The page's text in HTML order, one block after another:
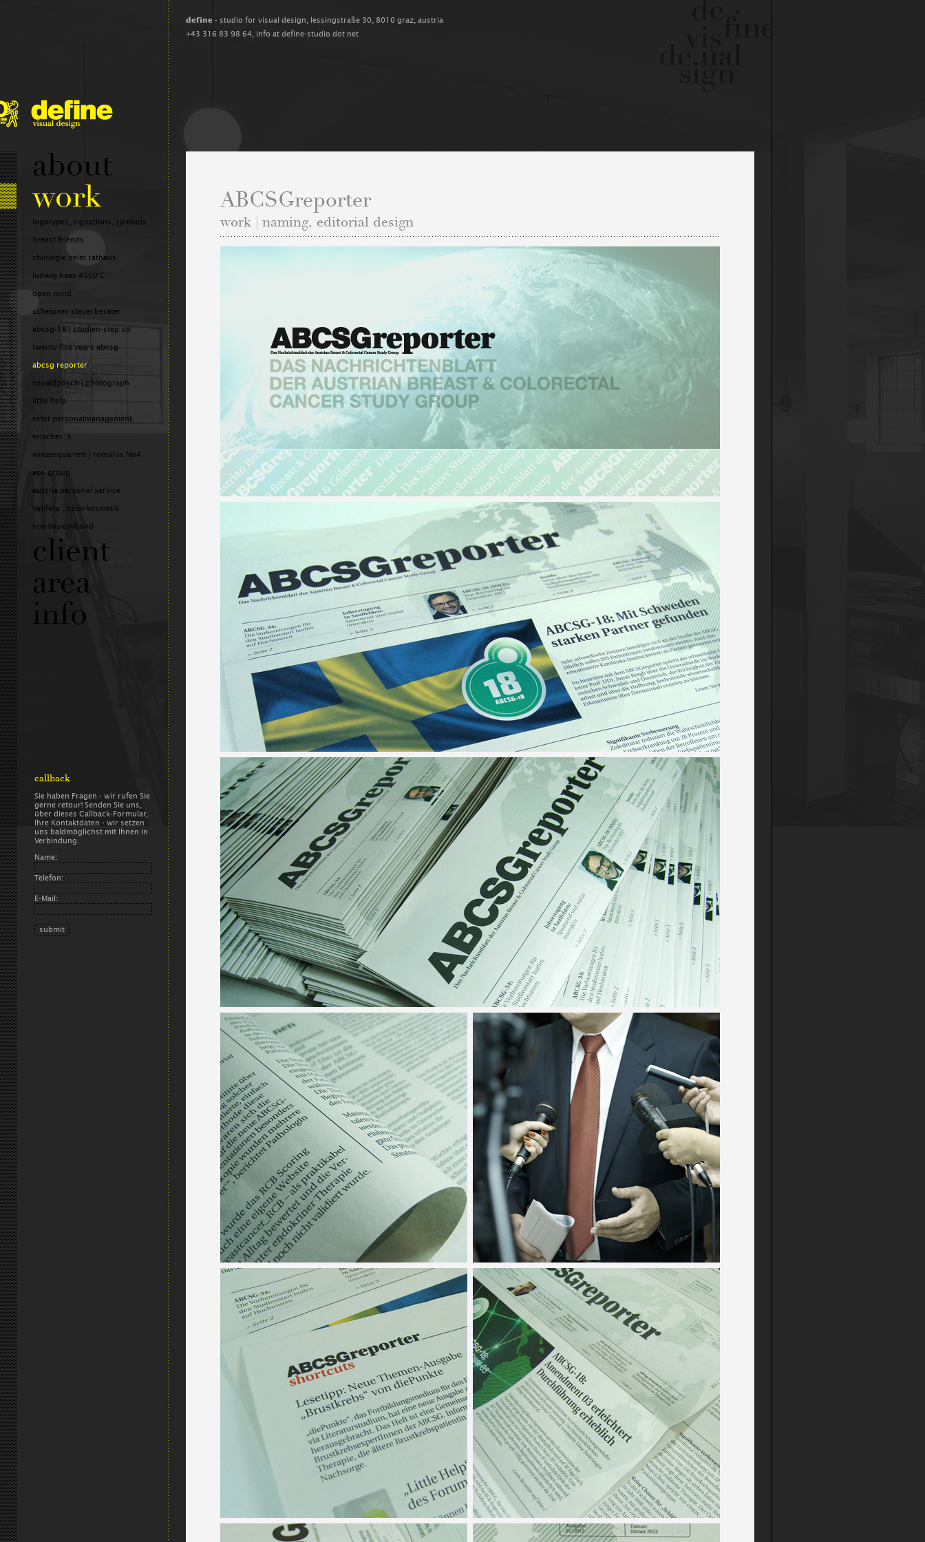
define - studio for visual design, lessingstraße 30, 8010 graz, austria
+43 316 83 98 64, info at define-studio dot net
about
work
logotypes, signations, symbols
breast friends
chirurgie beim rathaus
ludwig haas 4500°C
open mind
scheipner steuerberater
abcsg-18 | studien-step up
twenty five years abcsg
abcsg reporter
ronaldposch | photograph
little help
estet personalmanagement
erlacher´s
winzerquartett | romulus No4
aps group
austria personal service
vinifera | naturkosmetik
noe bauernbund
client
area
info
callback
Sie haben Fragen - wir rufen Sie
gerne retour! Senden Sie uns,
über dieses Callback-Formular,
Ihre Kontaktdaten - wir setzen
uns baldmöglichst mit Ihnen in
Verbindung.
Name:
Telefon:
E-Mail:
ABCSGreporter
work | naming, editorial design